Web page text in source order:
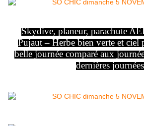
Skydive, planeur, parachute
Pujaut – Herbe bien verte et ciel
belle journée comparé aux
dernières